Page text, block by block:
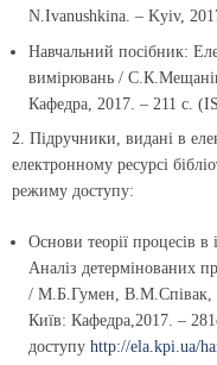
N.Ivanushkina. – Kyiv,
Навчальний посібник:
вимірювань /
Кафедра, 2017. – 211 с.
2. Підручники, видані в
електронному ресурсі
режиму доступу:
Основи теорії процесів
Аналіз детермінованих
/ М.Б.Гумен, В.М.Співак,
Київ: Кафедра,2017. –
доступу http://ela.kpi.ua/